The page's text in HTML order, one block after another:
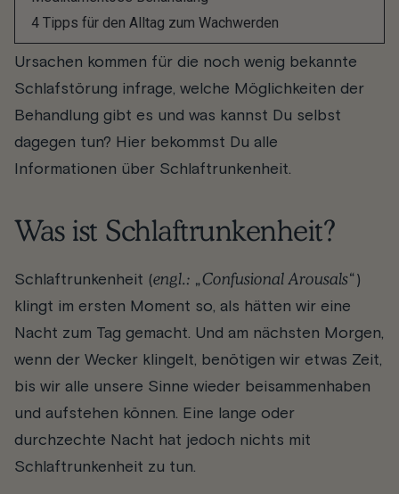
4 Tipps für den Alltag zum Wachwerden
Was genau steckt hinter dem Phänomen? Welche
Ursachen kommen für die noch wenig bekannte
Schlafstörung infrage, welche Möglichkeiten der
Behandlung gibt es und was kannst Du selbst
dagegen tun? Hier bekommst Du alle
Informationen über Schlaftrunkenheit.
Was ist Schlaftrunkenheit?
Schlaftrunkenheit (engl.: „Confusional Arousals“)
klingt im ersten Moment so, als hätten wir eine
Nacht zum Tag gemacht. Und am nächsten Morgen,
wenn der Wecker klingelt, benötigen wir etwas Zeit,
bis wir alle unsere Sinne wieder beisammenhaben
und aufstehen können. Eine lange oder
durchzechte Nacht hat jedoch nichts mit
Schlaftrunkenheit zu tun.